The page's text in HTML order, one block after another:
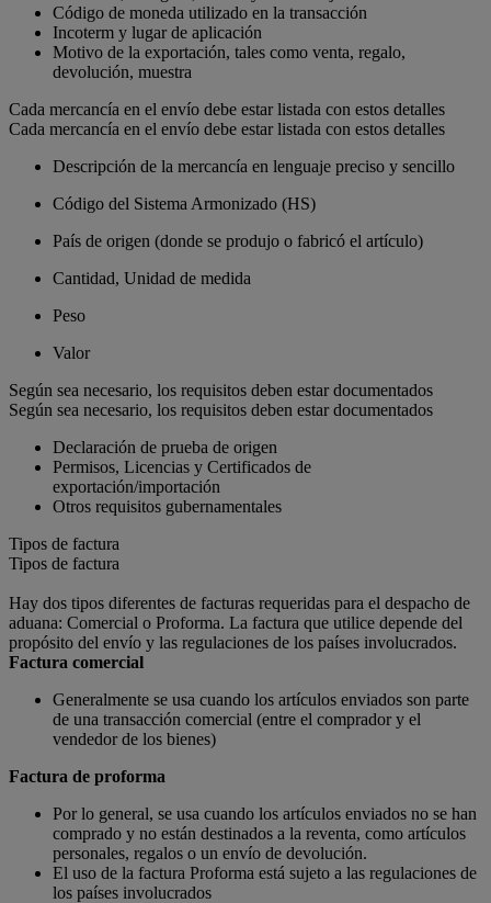
Código de moneda utilizado en la transacción
Incoterm y lugar de aplicación
Motivo de la exportación, tales como venta, regalo,
devolución, muestra
Cada mercancía en el envío debe estar listada con estos detalles
Cada mercancía en el envío debe estar listada con estos detalles
Descripción de la mercancía en lenguaje preciso y sencillo
Código del Sistema Armonizado (HS)
País de origen (donde se produjo o fabricó el artículo)
Cantidad, Unidad de medida
Peso
Valor
Según sea necesario, los requisitos deben estar documentados
Según sea necesario, los requisitos deben estar documentados
Declaración de prueba de origen
Permisos, Licencias y Certificados de
exportación/importación
Otros requisitos gubernamentales
Tipos de factura
Tipos de factura
Hay dos tipos diferentes de facturas requeridas para el despacho de
aduana: Comercial o Proforma. La factura que utilice depende del
propósito del envío y las regulaciones de los países involucrados.
Factura comercial
Generalmente se usa cuando los artículos enviados son parte
de una transacción comercial (entre el comprador y el
vendedor de los bienes)
Factura de proforma
Por lo general, se usa cuando los artículos enviados no se han
comprado y no están destinados a la reventa, como artículos
personales, regalos o un envío de devolución.
El uso de la factura Proforma está sujeto a las regulaciones de
los países involucrados